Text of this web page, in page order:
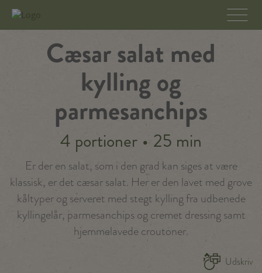
Cæsar salat med
kylling og
parmesanchips
4 portioner • 25 min
Er der en salat, som i den grad kan siges at være
klassisk, er det cæsar salat. Her er den lavet med grove
kåltyper og serveret med stegt kylling fra udbenede
kyllingelår, parmesanchips og cremet dressing samt
hjemmelavede croutoner.
Udskriv